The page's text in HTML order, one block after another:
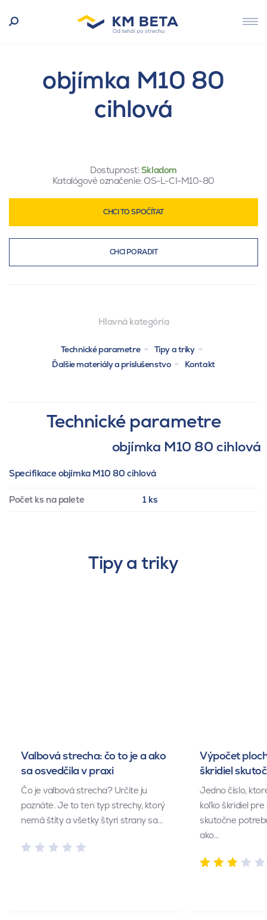
objímka M10 80
cihlová
Dostupnosť:Skladom
Katalógové označenie:OS-L-CI-M10-80
CHCI TO SPOČÍTAT
CHCI PORADIT
Hlavná kategória
Technické parametre
Tipy a triky
Ďalšie materiály a príslušenstvo
Kontakt
Technické parametre
objímka M10 80 cihlová
Specifikace objímka M10 80 cihlová
Počet ks na palete 1 ks
Tipy a triky
Valbová strecha: čo to je a ako
sa osvedčila v praxi
Čo je valbová strecha? Určite ju
poznáte. Je to ten typ strechy, ktorý
nemá štíty a všetky štyri strany sa…
Výpočet
škridiel
Jedno číslo,
koľko škridiel
skutočne
ako…